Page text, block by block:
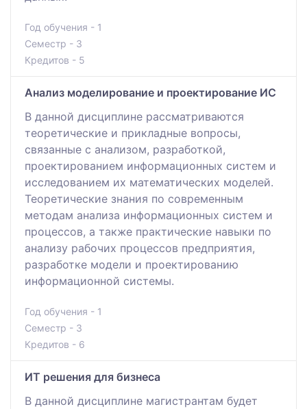
Год обучения - 1
Семестр - 3
Кредитов - 5
Анализ моделирование и проектирование ИС
В данной дисциплине рассматриваются
теоретические и прикладные вопросы,
связанные с анализом, разработкой,
проектированием информационных систем и
исследованием их математических моделей.
Теоретические знания по современным
методам анализа информационных систем и
процессов, а также практические навыки по
анализу рабочих процессов предприятия,
разработке модели и проектированию
информационной системы.
Год обучения - 1
Семестр - 3
Кредитов - 6
ИТ решения для бизнеса
В данной дисциплине магистрантам будет